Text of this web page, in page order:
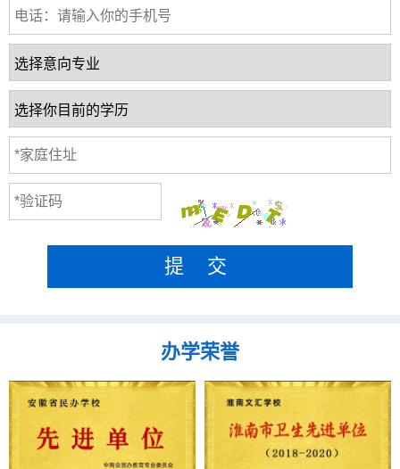
提 交
办学荣誉